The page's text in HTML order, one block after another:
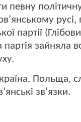
партії
зайняла
Польща,
зв’язки.